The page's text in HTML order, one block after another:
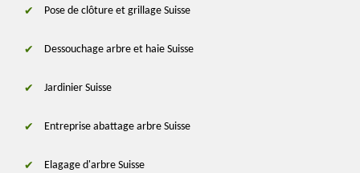
Pose de clôture et grillage Suisse
Dessouchage arbre et haie Suisse
Jardinier Suisse
Entreprise abattage arbre Suisse
Elagage d'arbre Suisse